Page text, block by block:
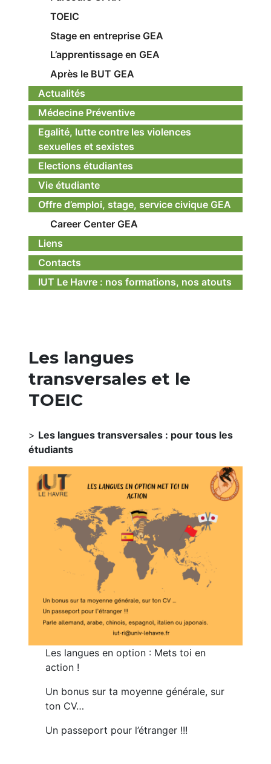
TOEIC
Stage en entreprise GEA
L’apprentissage en GEA
Après le BUT GEA
Actualités
Médecine Préventive
Egalité, lutte contre les violences
sexuelles et sexistes
Elections étudiantes
Vie étudiante
Offre d’emploi, stage, service civique GEA
Career Center GEA
Liens
Contacts
IUT Le Havre : nos formations, nos atouts
Les langues
transversales et le
TOEIC
> Les langues transversales : pour tous les
étudiants
Les langues en option : Mets toi en
action !
Un bonus sur ta moyenne générale, sur
ton CV…
Un passeport pour l’étranger !!!